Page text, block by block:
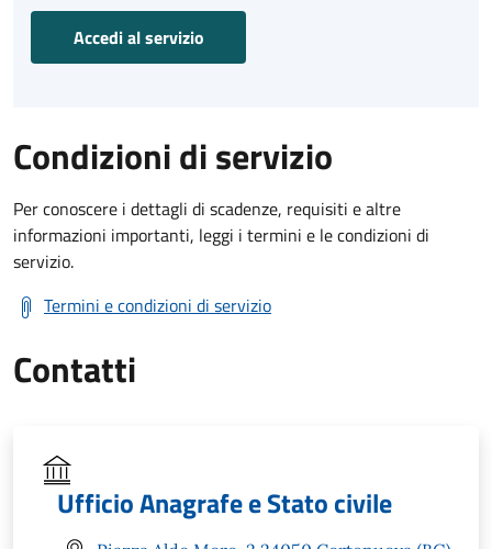
Accedi al servizio
Condizioni di servizio
Per conoscere i dettagli di scadenze, requisiti e altre
informazioni importanti, leggi i termini e le condizioni di
servizio.
Termini e condizioni di servizio
Contatti
Ufficio Anagrafe e Stato civile